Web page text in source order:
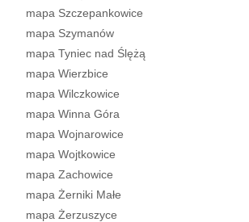
mapa Szczepankowice
mapa Szymanów
mapa Tyniec nad Ślężą
mapa Wierzbice
mapa Wilczkowice
mapa Winna Góra
mapa Wojnarowice
mapa Wojtkowice
mapa Zachowice
mapa Żerniki Małe
mapa Żerzuszyce